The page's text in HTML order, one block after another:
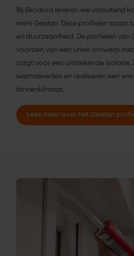
Bij Skodora leveren we uitsluitend
merk Gealan. Deze profielen staan
en duurzaamheid. De profielen van
voorzien van een uniek ontwerp
zorgt voor een uitstekende isolatie.
warmteverlies en realiseren een
binnenklimaat.
Lees meer over het Gealan